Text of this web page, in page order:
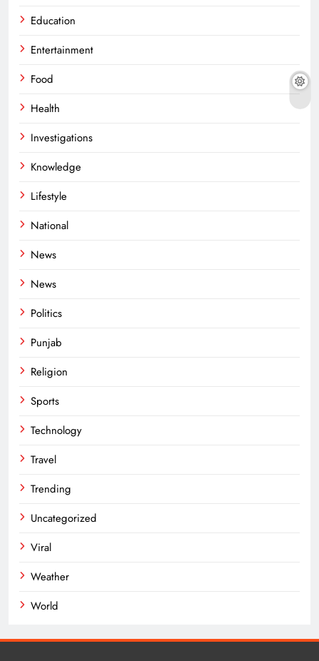
Education
Entertainment
Food
Health
Investigations
Knowledge
Lifestyle
National
News
News
Politics
Punjab
Religion
Sports
Technology
Travel
Trending
Uncategorized
Viral
Weather
World